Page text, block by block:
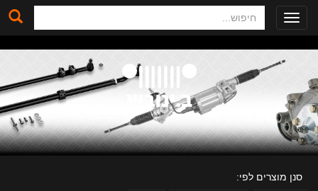
Toggle
navigation
סנן מוצרים לפי: